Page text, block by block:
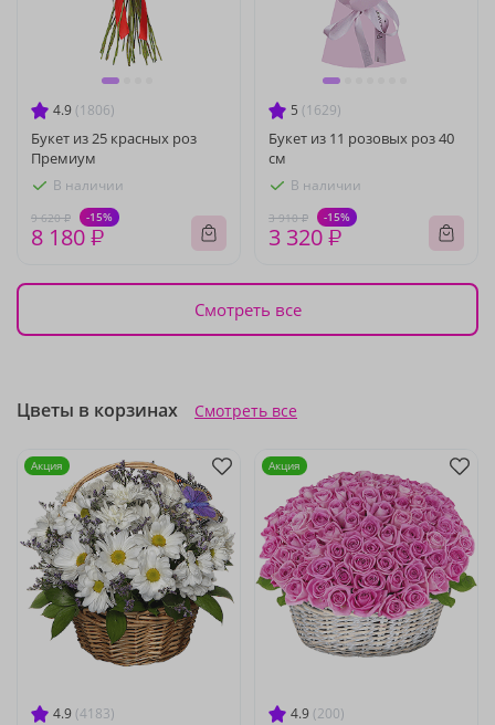
4.9 (1806)
Букет из 25 красных роз
Премиум
В наличии
9 620 ₽ -15%
8 180 ₽
5 (1629)
Букет из 11 розовых роз 40
см
В наличии
3 910 ₽ -15%
3 320 ₽
Смотреть все
Цветы в корзинах Смотреть все
4.9 (4183)
Акция
4.9 (200)
Акция